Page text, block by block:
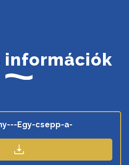
információk
Egy-csepp-a-